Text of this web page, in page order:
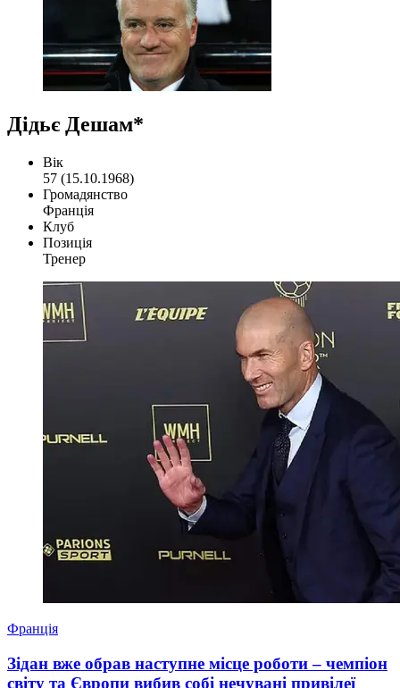
Дідьє Дешам*
Вік
57 (15.10.1968)
Громадянство
Франція
Клуб
Позиція
Тренер
Франція
Зідан вже обрав наступне місце роботи – чемпіон
світу та Європи вибив собі нечувані привілеї